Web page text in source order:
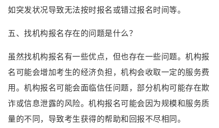
如突发状况导致无法按时报名或错过报名时间等。
五、找机构报名存在的问题是什么？
虽然找机构报名有一些优点，但也存在一些问题。机构报
名可能会增加考生的经济负担，机构会收取一定的服务费
用。机构报名可能会面临信任问题，部分机构可能存在欺
诈或信息泄露的风险。机构报名可能会因为规模和服务质
量的不同，导致考生获得的帮助和回报不尽相同。